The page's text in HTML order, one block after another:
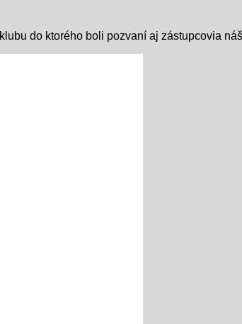
do ktorého boli pozvaní aj zástupcovia